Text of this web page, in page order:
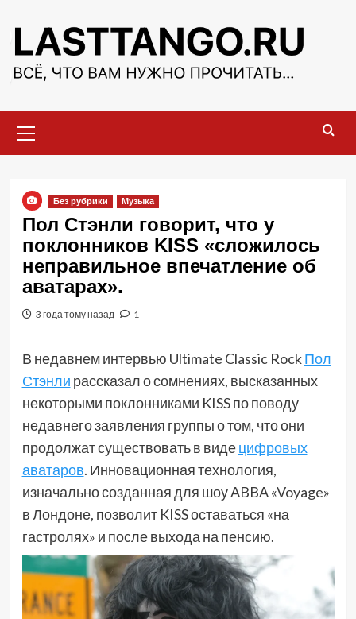
содержимому
меню
Без рубрики Музыка
Пол Стэнли говорит, что у
поклонников KISS «сложилось
неправильное впечатление об
аватарах».
3 года тому назад 1
В недавнем интервью Ultimate Classic RockПол
Стэнли рассказал о сомнениях, высказанных
некоторыми поклонниками KISS по поводу
недавнего заявления группы о том, что они
продолжат существовать в видецифровых
аватаров. Инновационная технология,
изначально созданная для шоу ABBA «Voyage»
в Лондоне, позволит KISS оставаться «на
гастролях» и после выхода на пенсию.